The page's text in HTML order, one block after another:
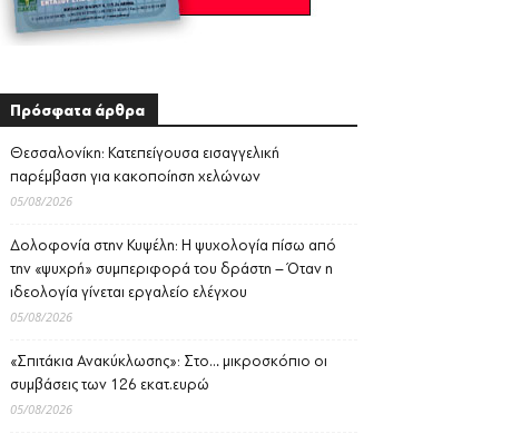
Πρόσφατα άρθρα
Θεσσαλονίκη: Κατεπείγουσα εισαγγελική
παρέμβαση για κακοποίηση χελώνων
05/08/2026
Δολοφονία στην Κυψέλη: Η ψυχολογία πίσω από
την «ψυχρή» συμπεριφορά του δράστη – Όταν η
ιδεολογία γίνεται εργαλείο ελέγχου
05/08/2026
«Σπιτάκια Ανακύκλωσης»: Στο… μικροσκόπιο οι
συμβάσεις των 126 εκατ.ευρώ
05/08/2026